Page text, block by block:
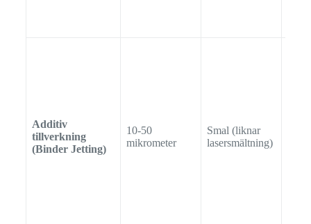
Additiv
tillverkning
(Binder Jetting)
10-50
mikrometer
Smal (liknar
lasersmältning)